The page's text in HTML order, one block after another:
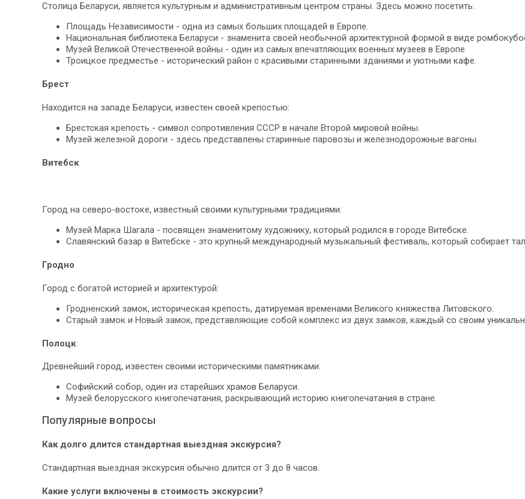
Столица Беларуси, является культурным и административным центром страны. Здесь можно посетить:
Площадь Независимости - одна из самых больших площадей в Европе.
Национальная библиотека Беларуси - знаменита своей необычной архитектурной формой в виде
Музей Великой Отечественной войны - один из самых впечатляющих военных музеев в Европе.
Троицкое предместье - исторический район с красивыми старинными зданиями и уютными кафе.
Брест
Находится на западе Беларуси, известен своей крепостью:
Брестская крепость - символ сопротивления СССР в начале Второй мировой войны.
Музей железной дороги - здесь представлены старинные паровозы и железнодорожные вагоны.
Витебск
Город на северо-востоке, известный своими культурными традициями:
Музей Марка Шагала - посвящен знаменитому художнику, который родился в городе Витебске.
Славянский базар в Витебске - это крупный международный музыкальный фестиваль, который собирает
Гродно
Город с богатой историей и архитектурой:
Гродненский замок, историческая крепость, датируемая временами Великого княжества Литовского.
Старый замок и Новый замок, представляющие собой комплекс из двух замков, каждый со своим
Полоцк
Древнейший город, известен своими историческими памятниками:
Софийский собор, один из старейших храмов Беларуси.
Музей белорусского книгопечатания, раскрывающий историю книгопечатания в стране.
Популярные вопросы
Как долго длится стандартная выездная экскурсия?
Стандартная выездная экскурсия обычно длится от 3 до 8 часов.
Какие услуги включены в стоимость экскурсии?